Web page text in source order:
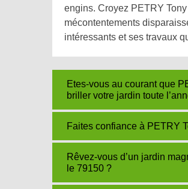
engins. Croyez PETRY
mécontentements
intéressants et ses travaux
Etes-vous au courant que
briller votre jardin toute
Faites confiance à PETRY
Rêvez-vous d’un jardin
le 79150 ?